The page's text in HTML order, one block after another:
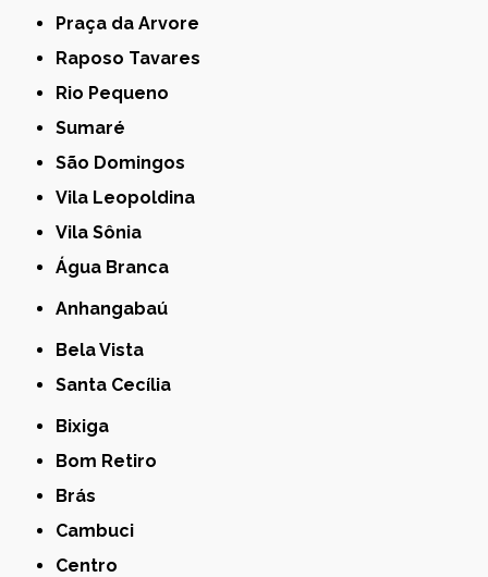
Praça da Arvore
Raposo Tavares
Rio Pequeno
Sumaré
São Domingos
Vila Leopoldina
Vila Sônia
Água Branca
Anhangabaú
Bela Vista
Santa Cecília
Bixiga
Bom Retiro
Brás
Cambuci
Centro